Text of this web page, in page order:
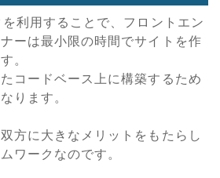
利用することで、フロントエン
ーは最小限の時間でサイトを作
。
コードベース上に構築するため
ります。
方に大きなメリットをもたらし
ワークなのです。